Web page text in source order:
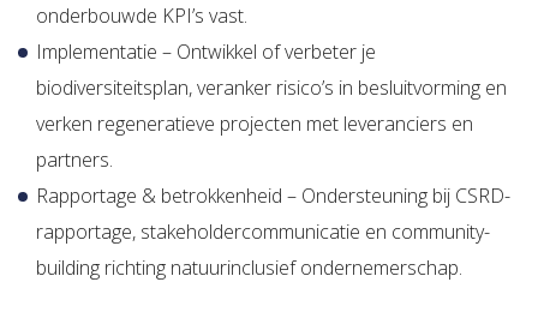
onderbouwde KPI’s vast.
Implementatie – Ontwikkel of verbeter je
biodiversiteitsplan, veranker risico’s in besluitvorming en
verken regeneratieve projecten met leveranciers en
partners.
Rapportage & betrokkenheid – Ondersteuning bij CSRD-
rapportage, stakeholdercommunicatie en community-
building richting natuurinclusief ondernemerschap.